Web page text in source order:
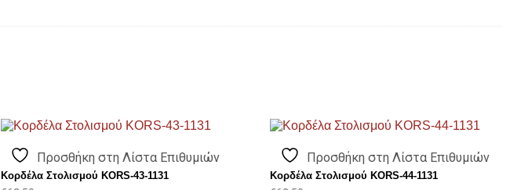
Προσθήκη στη Λίστα Επιθυμιών
Κορδέλα Στολισμού KORS-43-1131
Προσθήκη στη Λίστα Επιθυμιών
Κορδέλα Στολισμού KORS-44-1131